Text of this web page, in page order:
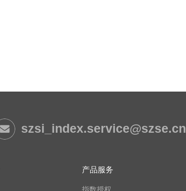
szsi_index.service@szse.cn
产品服务
指数授权